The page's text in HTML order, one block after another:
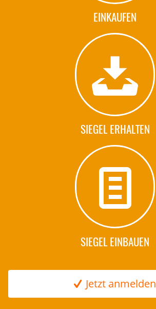
EINKAUFEN
SIEGEL ERHALTEN
SIEGEL EINBAUEN
Jetzt anmelden